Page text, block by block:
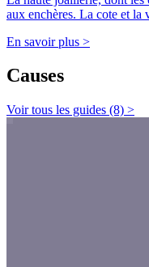
aux enchères. La cote et la
En savoir plus >
Causes
Voir tous les guides (8) >